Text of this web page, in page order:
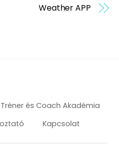
Weather APP
Tréner és Coach Akadémia
Kapcsolat